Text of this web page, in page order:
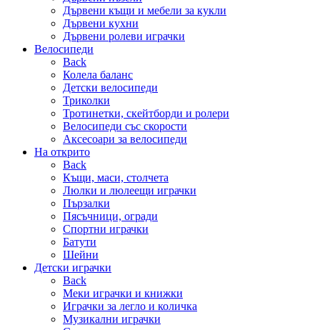
Дървени къщи и мебели за кукли
Дървени кухни
Дървени ролеви играчки
Велосипеди
Back
Колела баланс
Детски велосипеди
Триколки
Тротинетки, скейтборди и ролери
Велосипеди със скорости
Аксесоари за велосипеди
На открито
Back
Къщи, маси, столчета
Люлки и люлеещи играчки
Пързалки
Пясъчници, огради
Спортни играчки
Батути
Шейни
Детски играчки
Back
Меки играчки и книжки
Играчки за легло и количка
Музикални играчки